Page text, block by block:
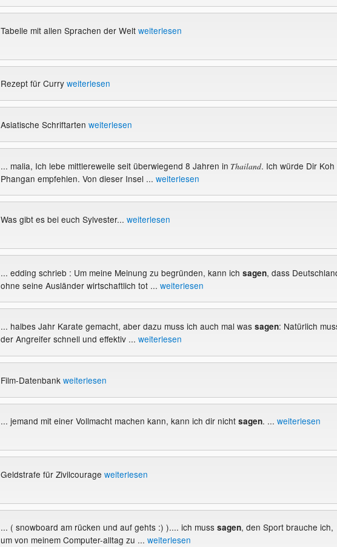
Tabelle mit allen Sprachen der Welt weiterlesen
Rezept für Curry weiterlesen
Asiatische Schriftarten weiterlesen
... malia, Ich lebe mittlereweile seit überwiegend 8 Jahren in Thailand. Ich würde Dir Koh
Phangan empfehlen. Von dieser Insel ... weiterlesen
Was gibt es bei euch Sylvester... weiterlesen
... edding schrieb : Um meine Meinung zu begründen, kann ich sagen, dass
ohne seine Ausländer wirtschaftlich tot ... weiterlesen
... halbes Jahr Karate gemacht, aber dazu muss ich auch mal wassagen: Natürlich
der Angreifer schnell und effektiv ... weiterlesen
Film-Datenbank weiterlesen
... jemand mit einer Vollmacht machen kann, kann ich dir nichtsagen. ... weiterlesen
Geldstrafe für Zivilcourage weiterlesen
... ( snowboard am rücken und auf gehts :) ).... ich musssagen, den Sport brauche ich,
um von meinem Computer-alltag zu ... weiterlesen